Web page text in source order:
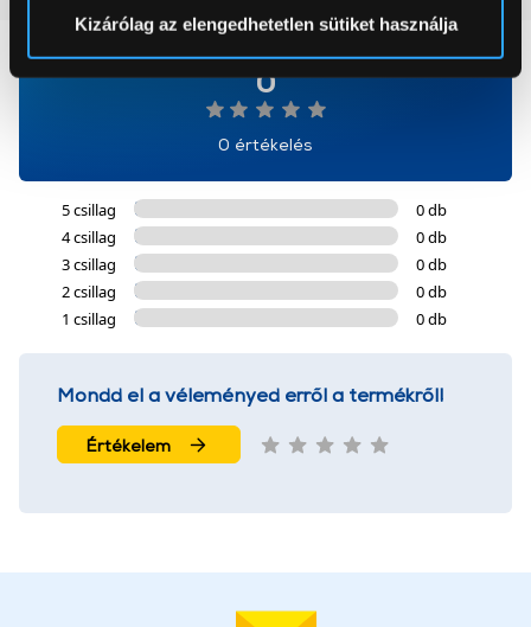
Sütinyilatkozathoz való hozzájárulását.
okat használ, melyeket az Ön gépén tárol a rendszer. A
cookie-k személyazonosítására nem alkalmasak,
szolgáltatásaink biztosításához szükségesek. Az oldal
használatával Ön elfogadja a cookie-k használatát.
További információk:
Adatvédelem
Kizárólag az elengedhetetlen sütiket használja
0
0 értékelés
5 csillag
0 db
4 csillag
0 db
3 csillag
0 db
2 csillag
0 db
1 csillag
0 db
Mondd el a véleményed erről a termékről!
Értékelem